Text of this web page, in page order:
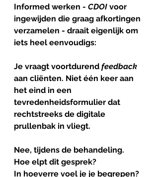
Informed werken - CDOI voor
ingewijden die graag afkortingen
verzamelen - draait eigenlijk om
iets heel eenvoudigs:
Je vraagt voortdurend feedback
aan cliënten. Niet één keer aan
het eind in een
tevredenheidsformulier dat
rechtstreeks de digitale
prullenbak in vliegt.
Nee, tijdens de behandeling.
Hoe elpt dit gesprek?
In hoeverre voel je je begrepen?